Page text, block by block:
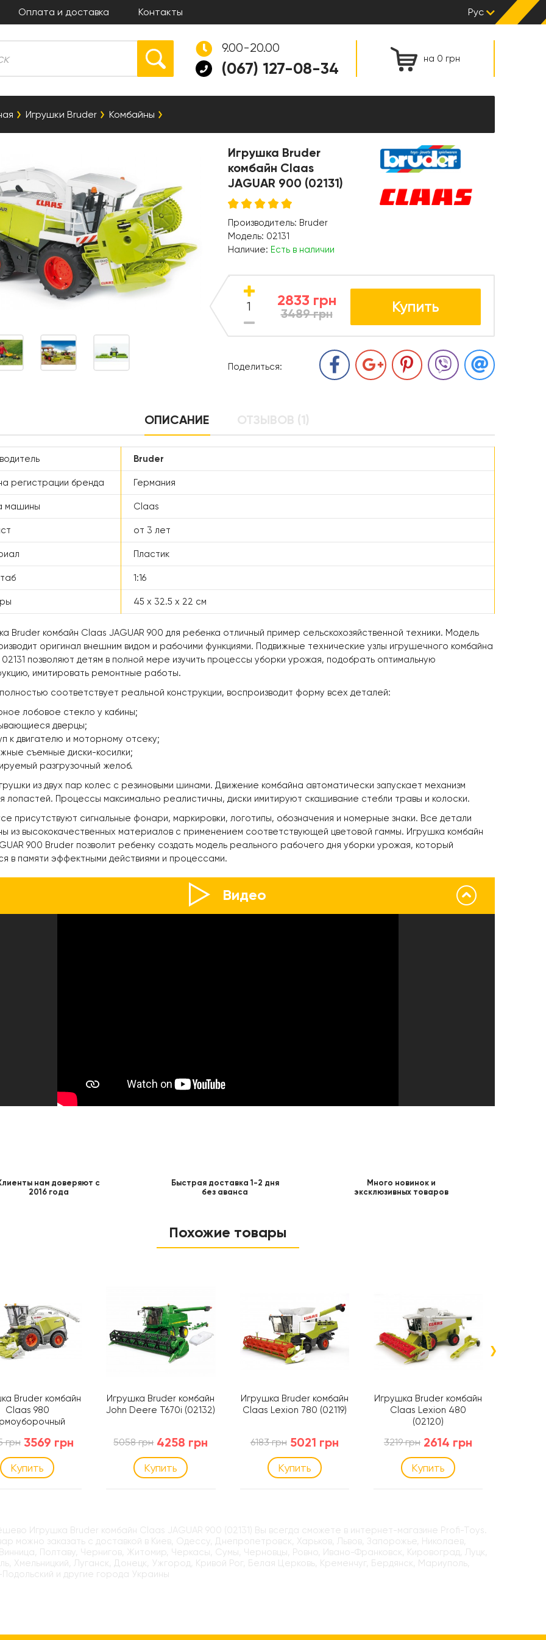
Оплата и доставка Контакты Рус
на 0 грн
9.00-20.00
(067) 127-08-34
Игрушки Bruder Комбайны
Игрушка Bruder
комбайн Claas
JAGUAR 900 (02131)
Производитель: Bruder
Модель: 02131
Наличие: Есть в наличии
2833 грн
3489 грн Купить
Поделиться:
ОПИСАНИЕ ОТЗЫВОВ (1)
Bruder
регистрации бренда Германия
машины Claas
от 3 лет
Пластик
1:16
45 х 32.5 х 22 см
Bruder комбайн Сlaas JAGUAR 900 для ребенка отличный пример сельскохозяйственной техники. Модель
оригинал внешним видом и рабочими функциями. Подвижные технические узлы игрушечного комбайна
позволяют детям в полной мере изучить процессы уборки урожая, подобрать оптимальную
имитировать ремонтные работы.
соответствует реальной конструкции, воспроизводит форму всех деталей:
лобовое стекло у кабины;
дверцы;
к двигателю и моторному отсеку;
съемные диски-косилки;
разгрузочный желоб.
из двух пар колес с резиновыми шинами. Движение комбайна автоматически запускает механизм
лопастей. Процессы максимально реалистичны, диски имитируют скашивание стебли травы и колоски.
присутствуют сигнальные фонари, маркировки, логотипы, обозначения и номерные знаки. Все детали
из высококачественных материалов с применением соответствующей цветовой гаммы. Игрушка комбайн
900 Bruder позволит ребенку создать модель реального рабочего дня уборки урожая, который
в памяти эффектными действиями и процессами.
Видео
нам доверяют с
2016 года
Быстрая доставка 1-2 дня
без аванса
Много новинок и
эксклюзивных товаров
Похожие товары
Bruder комбайн
Claas 980
грн 3569 грн
Купить
Игрушка Bruder комбайн
John Deere T670i (02132)
5058 грн 4258 грн
Купить
Игрушка Bruder комбайн
Claas Lexion 780 (02119)
6183 грн 5021 грн
Купить
Игрушка Bruder комбайн
Claas Lexion 480
(02120)
3219 грн 2614 грн
Купить
›
Игрушка Bruder комбайн Claas JAGUAR 900 (02131) Вы всегда сможете в интернет-магазине Profi-Toys.
можно заказать с доставкой в Киев, Одессу, Днепропетровск, Харьков, Львов, Запорожье, Николаев,
Полтаву, Чернигов, Житомир, Черкасы, Сумы, Черновцы, Ровно, Ивано-Франковск, Кировоград, Луцк,
Хмельницкий, Луганск, Донецк, Ужгород, Кривой Рог, Белая Церковь, Кременчуг, Бердянск, Мариуполь,
и другие города Украины